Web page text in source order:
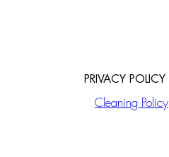
PRIVACY POLICY
Cleaning Policy